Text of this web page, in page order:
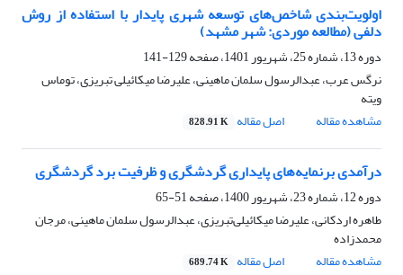
اولویت‌‌بندی شاخص‌‌های توسعه شهری پایدار با استفاده از روش
دلفی (مطالعه موردی: شهر مشهد)
دوره 13، شماره 25، شهریور 1401، صفحه
129-141
نرگس عرب، عبدالرسول سلمان ماهینی، علیرضا میکائیلی تبریزی، توماس
ویته
مشاهده مقاله
اصل مقاله 828.91 K
درآمدی برنمایه‌‌های پایداری گردشگری و ظرفیت برد گردشگری
دوره 12، شماره 23، شهریور 1400، صفحه
51-65
طاهره اردکانی، علیرضا میکائیلی‌تبریزی، عبدالرسول سلمان ماهینی، مرجان
محمدزاده
مشاهده مقاله
اصل مقاله 689.74 K